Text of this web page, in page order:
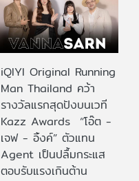
iQIYI Original Running
Man Thailand คว้า
รางวัลแรกสุดปังบนเวที
Kazz Awards “โอ๊ต -
เจฟ - อิ้งค์” ตัวแทน
Agent เป็นปลื้มกระแส
ตอบรับแรงเกินต้าน